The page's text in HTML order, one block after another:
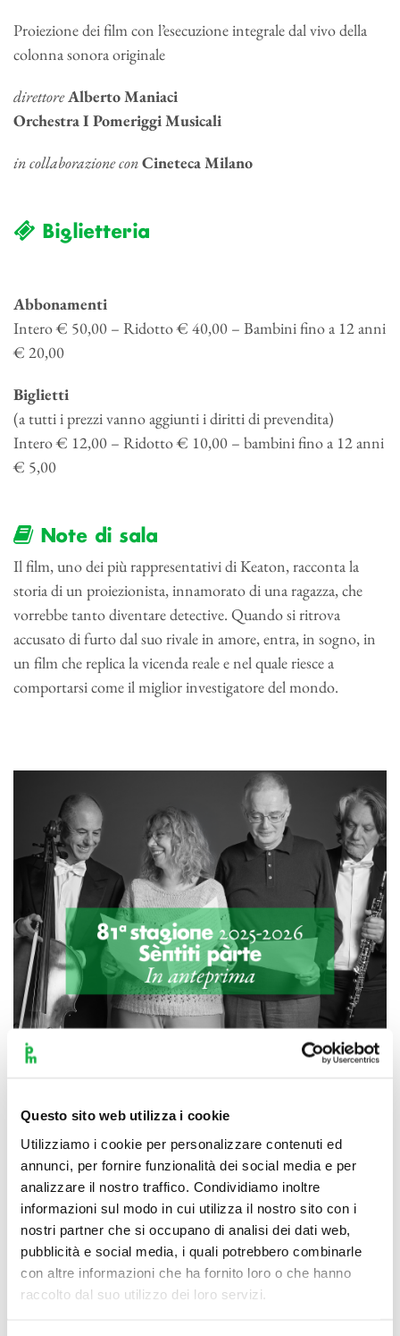
Questo sito web utilizza i cookie
Utilizziamo i cookie per personalizzare contenuti ed
annunci, per fornire funzionalità dei social media e per
analizzare il nostro traffico. Condividiamo inoltre
informazioni sul modo in cui utilizza il nostro sito con i
nostri partner che si occupano di analisi dei dati web,
pubblicità e social media, i quali potrebbero combinarle
con altre informazioni che ha fornito loro o che hanno
raccolto dal suo utilizzo dei loro servizi.
Proiezione dei film con l’esecuzione integrale dal vivo della
colonna sonora originale
direttoreAlberto Maniaci
Orchestra I Pomeriggi Musicali
in collaborazione conCineteca Milano
Biglietteria
Abbonamenti
Intero € 50,00 – Ridotto € 40,00 – Bambini fino a 12 anni
€ 20,00
Biglietti
(a tutti i prezzi vanno aggiunti i diritti di prevendita)
Intero € 12,00 – Ridotto € 10,00 – bambini fino a 12 anni
€ 5,00
Note di sala
Il film, uno dei più rappresentativi di Keaton, racconta la
storia di un proiezionista, innamorato di una ragazza, che
vorrebbe tanto diventare detective. Quando si ritrova
accusato di furto dal suo rivale in amore, entra, in sogno, in
un film che replica la vicenda reale e nel quale riesce a
comportarsi come il miglior investigatore del mondo.